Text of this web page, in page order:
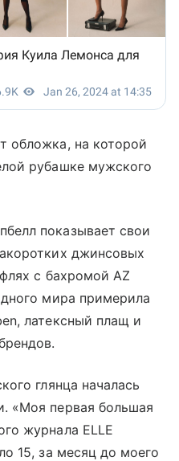
обложка, на которой
рубашке мужского
показывает свои
джинсовых
с бахромой AZ
мира примерила
латексный плащ и
глянца началась
«Моя первая большая
журнала ELLE
15, за месяц до моего